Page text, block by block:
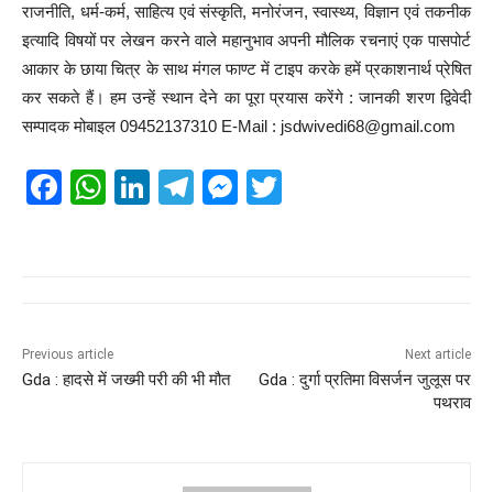
राजनीति, धर्म-कर्म, साहित्य एवं संस्कृति, मनोरंजन, स्वास्थ्य, विज्ञान एवं तकनीक
इत्यादि विषयों पर लेखन करने वाले महानुभाव अपनी मौलिक रचनाएं एक पासपोर्ट
आकार के छाया चित्र के साथ मंगल फाण्ट में टाइप करके हमें प्रकाशनार्थ प्रेषित
कर सकते हैं। हम उन्हें स्थान देने का पूरा प्रयास करेंगे : जानकी शरण द्विवेदी
सम्पादक मोबाइल 09452137310 E-Mail : jsdwivedi68@gmail.com
F
o
o
W
p
p
Li
n
T
m
M
er
Previous article
Gda : हादसे में जख्मी परी की भी मौत
Next article
Gda : दुर्गा प्रतिमा विसर्जन जुलूस पर
पथराव